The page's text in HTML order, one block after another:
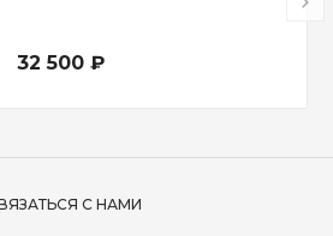
32 500 ₽
С НАМИ